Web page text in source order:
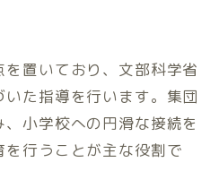
置いており、文部科学省
た指導を行います。集団
小学校への円滑な接続を
行うことが主な役割で